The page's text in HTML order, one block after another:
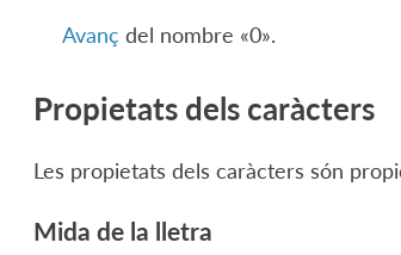
Avanç del nombre «0».
Propietats dels caràcters
Les propietats dels caràcters són
Mida de la lletra